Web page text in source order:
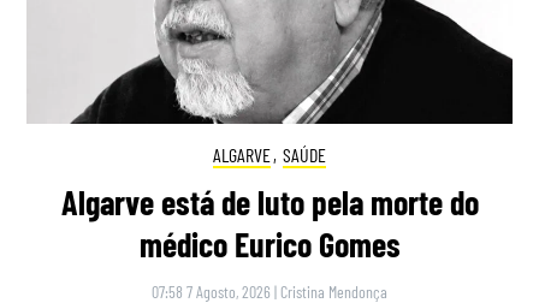
ALGARVE, SAÚDE
Algarve está de luto pela morte do
médico Eurico Gomes
07:58 7 Agosto, 2026 | Cristina Mendonça